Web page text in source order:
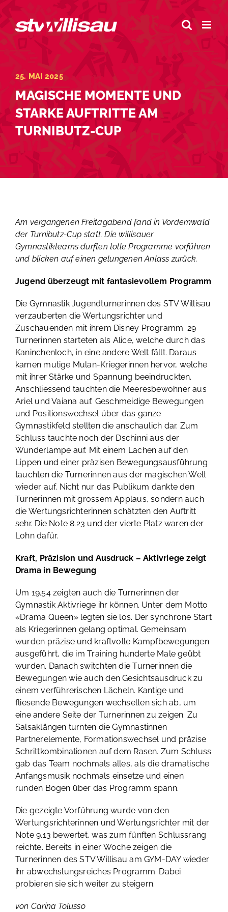
Zum
Inhalt
springen
25. MAI 2025
MAGISCHE MOMENTE UND
STARKE AUFTRITTE AM
TURNIBUTZ-CUP
Am vergangenen Freitagabend fand in Vordemwald
der Turnibutz-Cup statt. Die willisauer
Gymnastikteams durften tolle Programme vorführen
und blicken auf einen gelungenen Anlass zurück.
Jugend überzeugt mit fantasievollem Programm
Die Gymnastik Jugendturnerinnen des STV Willisau
verzauberten die Wertungsrichter und
Zuschauenden mit ihrem Disney Programm. 29
Turnerinnen starteten als Alice, welche durch das
Kaninchenloch, in eine andere Welt fällt. Daraus
kamen mutige Mulan-Kriegerinnen hervor, welche
mit ihrer Stärke und Spannung beeindruckten.
Anschliessend tauchten die Meeresbewohner aus
Ariel und Vaiana auf. Geschmeidige Bewegungen
und Positionswechsel über das ganze
Gymnastikfeld stellten die anschaulich dar. Zum
Schluss tauchte noch der Dschinni aus der
Wunderlampe auf. Mit einem Lachen auf den
Lippen und einer präzisen Bewegungsausführung
tauchten die Turnerinnen aus der magischen Welt
wieder auf. Nicht nur das Publikum dankte den
Turnerinnen mit grossem Applaus, sondern auch
die Wertungsrichterinnen schätzten den Auftritt
sehr. Die Note 8.23 und der vierte Platz waren der
Lohn dafür.
Kraft, Präzision und Ausdruck – Aktivriege zeigt
Drama in Bewegung
Um 19.54 zeigten auch die Turnerinnen der
Gymnastik Aktivriege ihr können. Unter dem Motto
«Drama Queen» legten sie los. Der synchrone Start
als Kriegerinnen gelang optimal. Gemeinsam
wurden präzise und kraftvolle Kampfbewegungen
ausgeführt, die im Training hunderte Male geübt
wurden. Danach switchten die Turnerinnen die
Bewegungen wie auch den Gesichtsausdruck zu
einem verführerischen Lächeln. Kantige und
fliesende Bewegungen wechselten sich ab, um
eine andere Seite der Turnerinnen zu zeigen. Zu
Salsaklängen turnten die Gymnastinnen
Partnerelemente, Formationswechsel und präzise
Schrittkombinationen auf dem Rasen. Zum Schluss
gab das Team nochmals alles, als die dramatische
Anfangsmusik nochmals einsetze und einen
runden Bogen über das Programm spann.
Die gezeigte Vorführung wurde von den
Wertungsrichterinnen und Wertungsrichter mit der
Note 9.13 bewertet, was zum fünften Schlussrang
reichte. Bereits in einer Woche zeigen die
Turnerinnen des STV Willisau am GYM-DAY wieder
ihr abwechslungsreiches Programm. Dabei
probieren sie sich weiter zu steigern.
von Carina Tolusso